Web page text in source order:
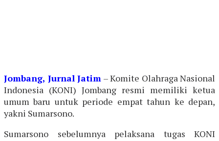
Jombang, Jurnal Jatim – Komite Olahraga Nasional
Indonesia (KONI) Jombang resmi memiliki ketua
umum baru untuk periode empat tahun ke depan,
yakni Sumarsono.
Sumarsono sebelumnya pelaksana tugas KONI